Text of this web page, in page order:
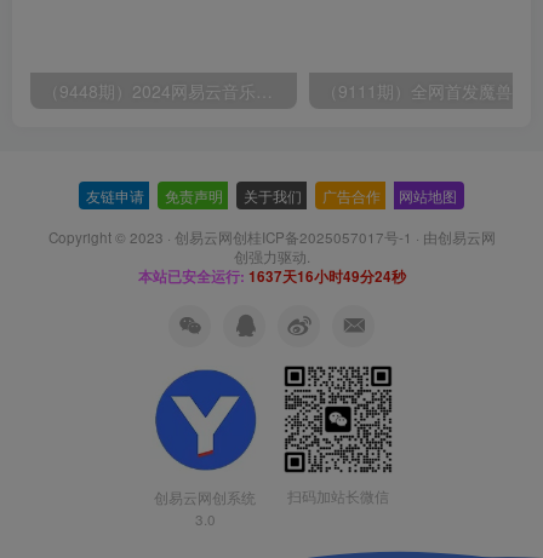
友链申请 免责声明 关于我们 广告合作 网站地图
Copyright © 2023 · 创易云网创桂ICP备2025057017号-1 · 由创易云网
创强力驱动.
本站已安全运行: 1637天16小时49分24秒
创易云网创系统
3.0
扫码加站长微信